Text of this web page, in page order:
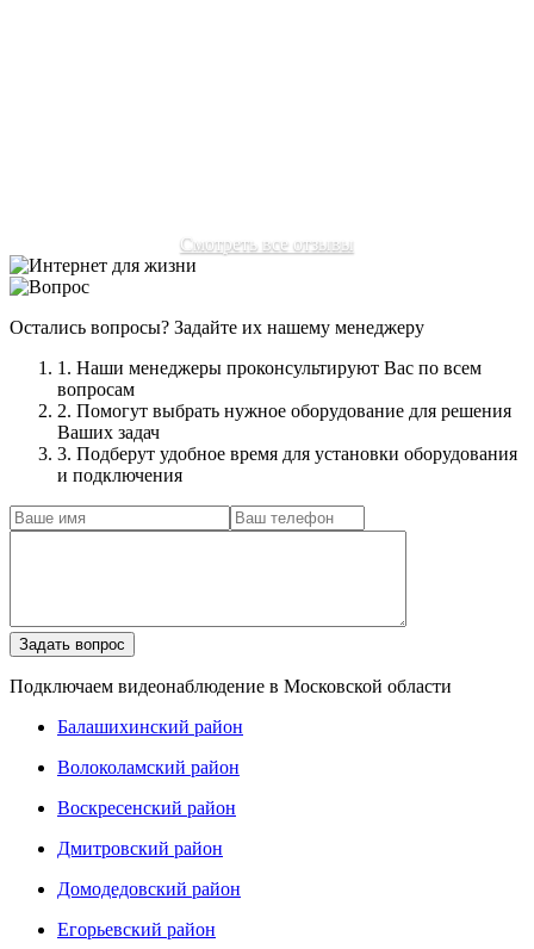
Смотреть все отзывы
Остались вопросы? Задайте их нашему менеджеру
1. Наши менеджеры проконсультируют Вас по всем
вопросам
2. Помогут выбрать нужное оборудование для решения
Ваших задач
3. Подберут удобное время для установки оборудования
и подключения
Подключаем видеонаблюдение в Московской области
Балашихинский район
Волоколамский район
Воскресенский район
Дмитровский район
Домодедовский район
Егорьевский район